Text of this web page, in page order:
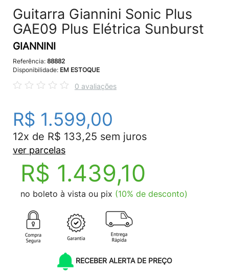
Guitarra Giannini Sonic Plus
GAE09 Plus Elétrica Sunburst
GIANNINI
Referência: 88882
Disponibilidade: EM ESTOQUE
0 avaliações
R$ 1.599,00
12x de R$ 133,25 sem juros
ver parcelas
R$ 1.439,10
no boleto à vista ou pix (10% de desconto)
RECEBER ALERTA DE PREÇO